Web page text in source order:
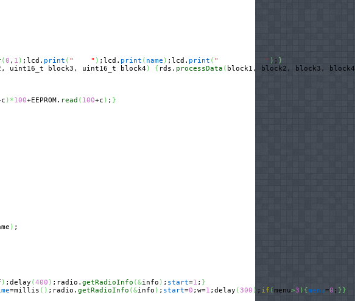
(0 , 1 ) ;lcd. print ( "    " ) ;lcd. print ( name ) ;lcd. print ( "           " ) ; }
uint16_t block3, uint16_t block4) { rds. processData ( block1, block2, block3, block4
) *100+EEPROM. read ( 100+c ) ; }
) ;
) ;delay (400 ) ;radio. getRadioInfo (&info ) ; start=1 ; }
=millis ( ) ;radio. getRadioInfo (&info ) ; start=0 ;w=1 ;delay (300 ) ; if (menu>3 ) {menu=0 ; }}